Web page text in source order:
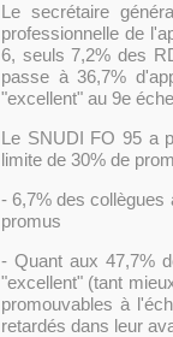
Le secrétaire
professionnelle de
6, seuls 7,2% des
passe à 36,7%
"excellent" au 9e
Le SNUDI FO 95 a
limite de 30% de
- 6,7% des collègues
promus
- Quant aux 47,7%
"excellent" (tant
promouvables à
retardés dans leur